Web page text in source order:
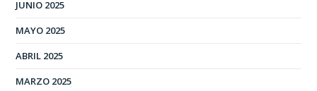
JUNIO 2025
MAYO 2025
ABRIL 2025
MARZO 2025